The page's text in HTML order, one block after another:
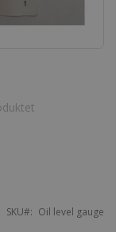
SKU Oil level gauge